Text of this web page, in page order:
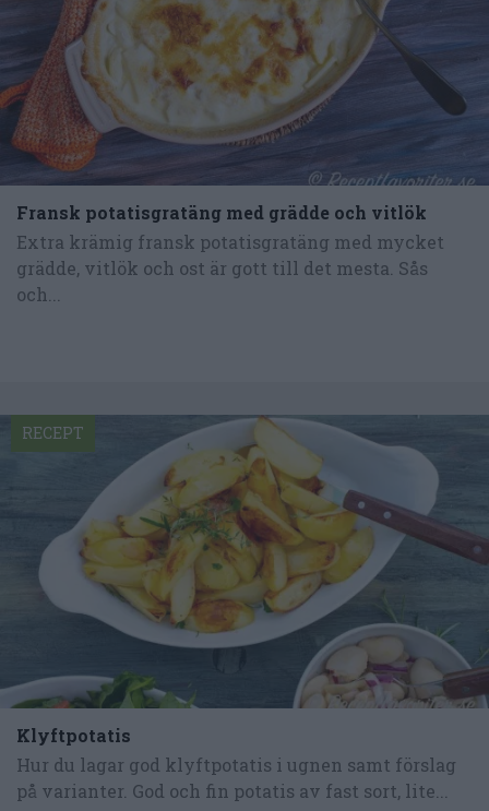
Fransk potatisgratäng med grädde och vitlök
Extra krämig fransk potatisgratäng med mycket
grädde, vitlök och ost är gott till det mesta. Sås
och...
Klyftpotatis
Hur du lagar god klyftpotatis i ugnen samt förslag
på varianter. God och fin potatis av fast sort, lite...
RECEPT